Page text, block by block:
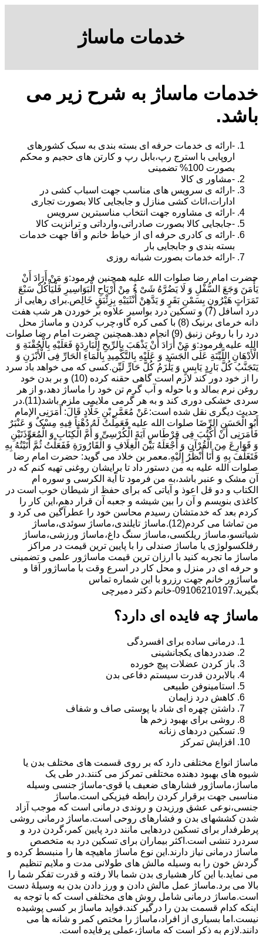
خدمات ماساژ
خدمات ماساژ به شرح زیر می
باشد.
-ارائه ی خدمات حرفه ای بسته بندی به سبک کشورهای
اروپایی با استرج رپ،بابل رپ و کارتن های حجیم و محکم
بصورت 100% تضمینی
-مشاور ی کالا
-ارائه ی سرویس های مناسب جهت اسباب کشی در
ادارات،اثاث کشی منازل و جابجایی کالا بصورت تجاری
-ارائه ی مشاوره جهت انتخاب مناسبترین سرویس
-جابجایی کالا بصورت صادراتی،وارداتی و ترانزیت کالا
-ارائه ی کادری حرفه ای از خیاط خانم و آقا جهت خدمات
بسته بندی و جابجایی بار
-ارائه خدمات بصورت شبانه روزی
حضرت امام رضا صلوات الله علیه همچنین فرمود:وَ مَنْ أَرَادَ أَنْ
یَأْمَنَ وَجَعَ السُّفْلِ وَ لَا یَضُرَّهُ شَیْ ءٌ مِنْ أَرْیَاحِ الْبَوَاسِیرِ فَلْیَأْکُلْ سَبْعَ
تَمَرَاتٍ هَیْرُونٍ بِسَمْنِ بَقَرٍ وَ یَدَّهِنْ أُنْثَیَیْهِ بِزِئْبَقٍ خَالِص.برای رهایی از
درد اسافل (7) و تسکین درد بواسیر علاوه بر خوردن هر شب هفت
دانه خرمای برنیک (8) با کمی کره گاو،چرب کردن و ماساژ محل
درد را با روغن زنبق (9) انجام دهد.همچنین حضرت امام رضا صلوات
الله علیه فرمود:وَ مَنْ أَرَادَ أَنْ یَذْهَبَ بِالرِّیحِ الْبَارِدَةِ فَعَلَیْهِ بِالْحُقْنَةِ وَ
الْأَدْهَانِ اللَّیِّنَةِ عَلَى الْجَسَدِ وَ عَلَیْهِ بِالتَّکْمِیدِ بِالْمَاءِ الْحَارِّ فِی الْأَبْزَنِ وَ
یَتَجَنَّبُ کُلَّ بَارِدٍ یَابِسٍ وَ یَلْزَمُ کُلَّ حَارٍّ لَیِّن.کسی که می خواهد باد سرد
را از خود دور کند لازم است گاهی حقنه کرده (10) و بر بدن خود
روغن نرم بمالد و با حوله و آب گرم تن خود را ماساژ دهد،و از هر
سردی خشکی دوری کند و به هر گرمی ملایمی ملزم باشد(11).در
حدیث دیگری نقل شده است:عَنْ مُعَمَّرِ بْنِ خَلَّادٍ قَالَ: أَمَرَنِی الإمام
أَبُو الْحَسَنِ الرِّضَا صلوات الله علیه فَعَمِلْتُ لَهُ دُهْناً فِیهِ مِسْکٌ وَ عَنْبَرٌ
فَأَمَرَنِی أَنْ أَکْتُبَ فِی قِرْطَاسٍ آیَةَ الْکُرْسِیِّ وَ أُمَّ الْکِتَابِ وَ الْمُعَوِّذَتَیْنِ
وَ قَوَارِعَ مِنَ الْقُرْآنِ وَ أَجْعَلَهُ بَیْنَ الْغِلَافِ وَ الْقَارُورَةِ فَفَعَلْتُ ثُمَّ أَتَیْتُهُ بِهِ
فَتَغَلَّفَ بِهِ وَ أَنَا أَنْظُرُ إِلَیْهِ.معمر بن خلاد می گوید: حضرت امام رضا
صلوات الله علیه به من دستور داد تا برایشان روغنى تهیه کنم که در
آن مشک و عنبر باشد،به من فرمود تا آیة الکرسى و سوره ام
الکتاب و دو قل اعوذ و آیاتى که براى حفظ از شیطان خوب است در
کاغذى بنویسم و آن را بین شیشه و جعبه آن قرار دهم،این کار را
کردم بعد که خدمتشان رسیدم محاسن خود را عطرآگین می کرد و
من تماشا می کردم(12).ماساژ تایلندی،ماساژ سوئدی،ماساژ
شیاتسو،ماساژ ریلکسی،ماساژ سنگ داغ،ماساژ ورزشی،ماساژ
رفلکسولوژی یا ماساژ صندلی را با پایین ترین قیمت در مراکز
ماساژ ما تجربه کنید با ارزان ترین قیمت ماساژور علمی و تضمینی
و حرفه ای در منزل و محل کار در اسرع وقت با ماساژور آقا و
ماساژور خانم جهت رزرو با این شماره تماس
بگیرید.09106210197-خانم دکتر دمیرچی
ماساژ چه فایده ای دارد؟
درمانی ساده برای افسردگی
ضددردهای یکجانشینی
باز کردن عضلات پیچ خورده
بالابردن قدرت سیستم دفاعی بدن
استامینوفن طبیعی
کاهش درد زایمان
داشتن چهره ای شاد با پوستی صاف و شفاف
روشی برای بهبود زخم ها
تسکین دردهای زنانه
افزایش تمرکز
ماساژ انواع مختلفی دارد که بر روی قسمت های مختلف بدن یا
شیوه های بهبود دهنده مختلفی تمرکز می کنند.در طی یک
ماساژ،ماساژور فشارهای ضعیف یا قوی-ماساژ جنسی وسیله
مناسبی جهت برقرار کردن رابطه فیزیکی است.ماساژ
جنسی،نوعی عشق ورزیدن و روندی درمانی است که موجب آزاد
شدن کششهای بدن و فشارهای روحی است.ماساژ درمانی روشی
پرطرفدار برای تسکین دردهایی مانند درد پایین کمر،گردن درد و
سردرد تنشی است.اکثر بیماران برای تسکین درد به متخصص
ماساژ درمانی نیاز دارند.این نوع ماساژ ماهیچه ها را منبسط کرده و
گردش خون را به وسیله مالش های طولانی مدت و ملایم تنظیم
می نماید.با این کار هشیاری بدن شما بالا رفته و قدرت تفکر شما را
بالا می برد.ماساژ عمل مالش دادن و ورز دادن بدن به وسیلۀ دست
است.ماساژ درمانی شامل روش های مختلفی است که با توجه به
اینکه کدام قسمت بدن را درگیر کند.فواید ماساژ بر کسی پوشیده
نیست.اما بسیاری از افراد،ماساژ را مختص کمر و شانه ها می
دانند.لازم به ذکر است که ماساژ،عملی پرفایده است.